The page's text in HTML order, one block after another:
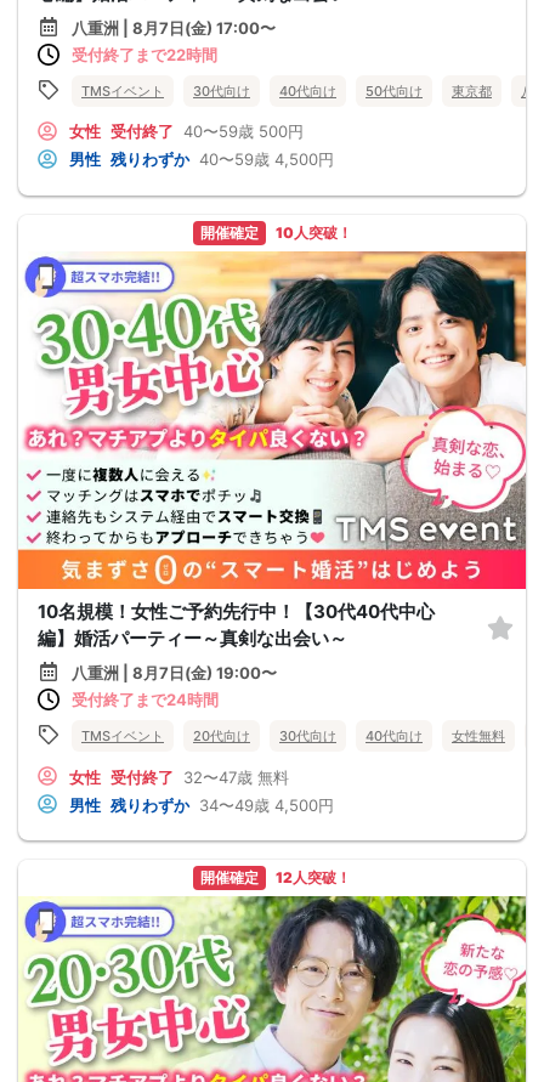
八重洲 | 8月7日(金) 17:00〜
受付終了まで22時間
TMSイベント 30代向け 40代向け 50代向け 東京都 八
女性 受付終了 40〜59歳 500円
男性 残りわずか 40〜59歳 4,500円
開催確定 10人突破！
10名規模！女性ご予約先行中！【30代40代中心
編】婚活パーティー～真剣な出会い～
八重洲 | 8月7日(金) 19:00〜
受付終了まで24時間
TMSイベント 20代向け 30代向け 40代向け 女性無料
女性 受付終了 32〜47歳 無料
男性 残りわずか 34〜49歳 4,500円
開催確定 12人突破！